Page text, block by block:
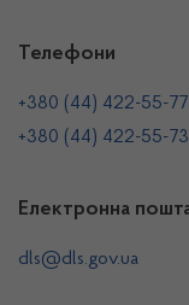
Телефони
+380 (44) 422-55-77
+380 (44) 422-55-73
Електронна
dls@dls.gov.ua